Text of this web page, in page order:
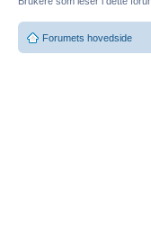
Forumets hovedside